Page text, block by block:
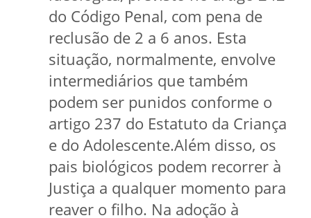
do Código Penal, com pena de
reclusão de 2 a 6 anos. Esta
situação, normalmente, envolve
intermediários que também
podem ser punidos conforme o
artigo 237 do Estatuto da Criança
e do Adolescente.Além disso, os
pais biológicos podem recorrer à
Justiça a qualquer momento para
reaver o filho. Na adoção à